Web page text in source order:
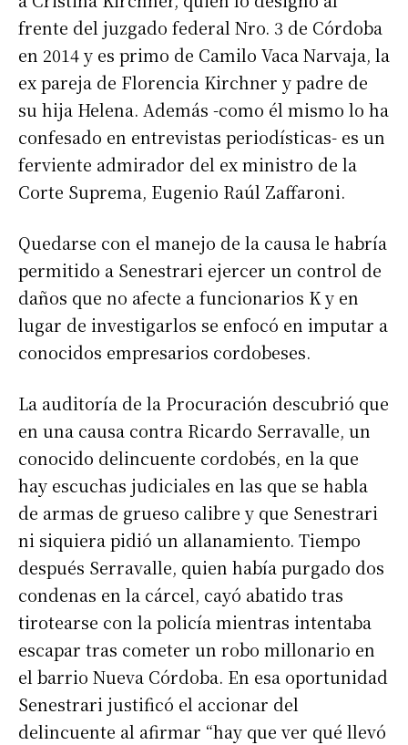
frente del juzgado federal Nro. 3 de Córdoba
en 2014 y es primo de Camilo Vaca Narvaja, la
ex pareja de Florencia Kirchner y padre de
su hija Helena. Además -como él mismo lo ha
confesado en entrevistas periodísticas- es un
ferviente admirador del ex ministro de la
Corte Suprema, Eugenio Raúl Zaffaroni.
Quedarse con el manejo de la causa le habría
permitido a Senestrari ejercer un control de
daños que no afecte a funcionarios K y en
lugar de investigarlos se enfocó en imputar a
conocidos empresarios cordobeses.
La auditoría de la Procuración descubrió que
en una causa contra Ricardo Serravalle, un
conocido delincuente cordobés, en la que
hay escuchas judiciales en las que se habla
de armas de grueso calibre y que Senestrari
ni siquiera pidió un allanamiento. Tiempo
después Serravalle, quien había purgado dos
condenas en la cárcel, cayó abatido tras
tirotearse con la policía mientras intentaba
escapar tras cometer un robo millonario en
el barrio Nueva Córdoba. En esa oportunidad
Senestrari justificó el accionar del
delincuente al afirmar “hay que ver qué llevó